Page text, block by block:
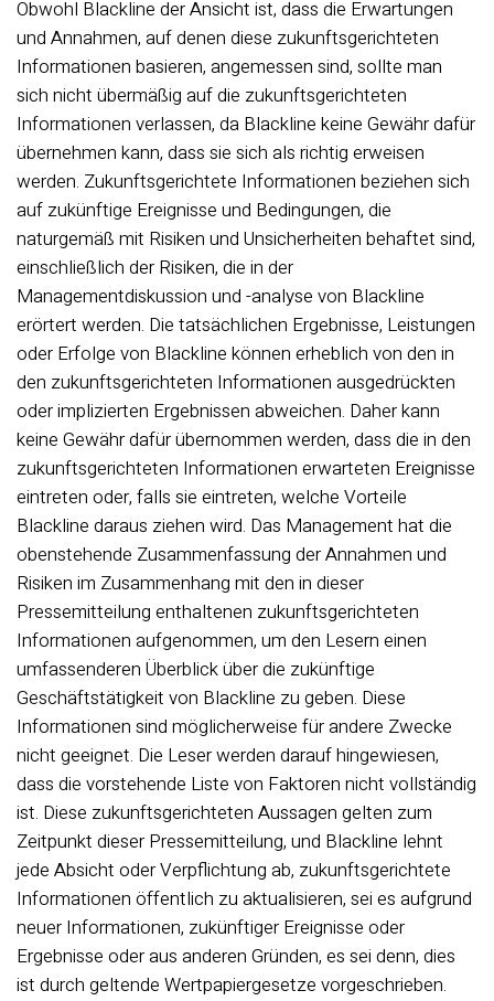
Obwohl Blackline der Ansicht ist, dass die Erwartungen
und Annahmen, auf denen diese zukunftsgerichteten
Informationen basieren, angemessen sind, sollte man
sich nicht übermäßig auf die zukunftsgerichteten
Informationen verlassen, da Blackline keine Gewähr dafür
übernehmen kann, dass sie sich als richtig erweisen
werden. Zukunftsgerichtete Informationen beziehen sich
auf zukünftige Ereignisse und Bedingungen, die
naturgemäß mit Risiken und Unsicherheiten behaftet sind,
einschließlich der Risiken, die in der
Managementdiskussion und -analyse von Blackline
erörtert werden. Die tatsächlichen Ergebnisse, Leistungen
oder Erfolge von Blackline können erheblich von den in
den zukunftsgerichteten Informationen ausgedrückten
oder implizierten Ergebnissen abweichen. Daher kann
keine Gewähr dafür übernommen werden, dass die in den
zukunftsgerichteten Informationen erwarteten Ereignisse
eintreten oder, falls sie eintreten, welche Vorteile
Blackline daraus ziehen wird. Das Management hat die
obenstehende Zusammenfassung der Annahmen und
Risiken im Zusammenhang mit den in dieser
Pressemitteilung enthaltenen zukunftsgerichteten
Informationen aufgenommen, um den Lesern einen
umfassenderen Überblick über die zukünftige
Geschäftstätigkeit von Blackline zu geben. Diese
Informationen sind möglicherweise für andere Zwecke
nicht geeignet. Die Leser werden darauf hingewiesen,
dass die vorstehende Liste von Faktoren nicht vollständig
ist. Diese zukunftsgerichteten Aussagen gelten zum
Zeitpunkt dieser Pressemitteilung, und Blackline lehnt
jede Absicht oder Verpflichtung ab, zukunftsgerichtete
Informationen öffentlich zu aktualisieren, sei es aufgrund
neuer Informationen, zukünftiger Ereignisse oder
Ergebnisse oder aus anderen Gründen, es sei denn, dies
ist durch geltende Wertpapiergesetze vorgeschrieben.